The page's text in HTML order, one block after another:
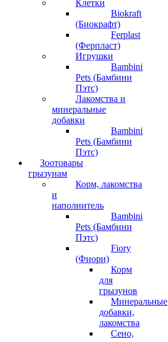
Клетки
Biokraft
(Биокрафт)
Ferplast
(Ферпласт)
Игрушки
Bambini
Pets (Бамбини
Пэтс)
Лакомства и
минеральные
добавки
Bambini
Pets (Бамбини
Пэтс)
Зоотовары
грызунам
Корм, лакомства
и
наполнитель
Bambini
Pets (Бамбини
Пэтс)
Fiory
(Фиори)
Корм
для
грызунов
Минеральные
добавки,
лакомства
Сено,